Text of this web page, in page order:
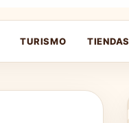
TURISMO TIENDAS